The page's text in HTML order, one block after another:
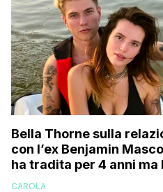
Bella Thorne sulla
con l’ex Benjamin
ha tradita per 4 anni ma
sostenuto che non
CAROLA